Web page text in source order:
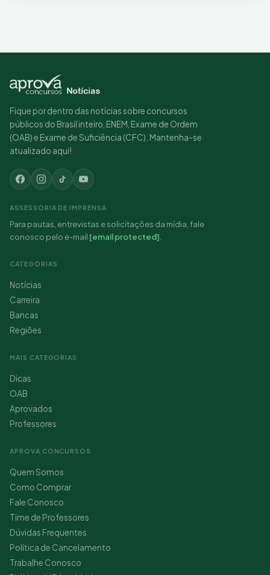
Fique por dentro das notícias sobre concursos
públicos do Brasil inteiro, ENEM, Exame de Ordem
(OAB) e Exame de Suficiência (CFC). Mantenha-se
atualizado aqui!
ASSESSORIA DE IMPRENSA
Para pautas, entrevistas e solicitações da mídia, fale
conosco pelo e-mail [email protected]
CATEGORIAS
Notícias
Carreira
Bancas
Regiões
MAIS CATEGORIAS
Dicas
OAB
Aprovados
Professores
APROVA CONCURSOS
Quem Somos
Como Comprar
Fale Conosco
Time de Professores
Dúvidas Frequentes
Política de Cancelamento
Trabalhe Conosco